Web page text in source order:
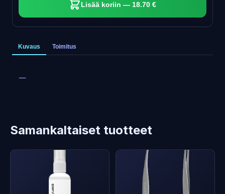
Lisää koriin — 18.70 €
Kuvaus Toimitus
—
Samankaltaiset tuotteet